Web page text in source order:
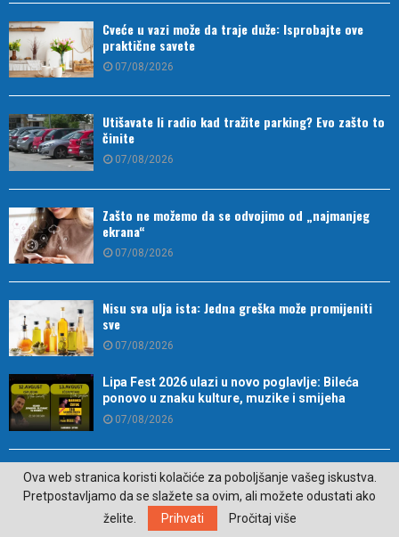
Cveće u vazi može da traje duže: Isprobajte ove
praktične savete
07/08/2026
Utišavate li radio kad tražite parking? Evo zašto to
činite
07/08/2026
Zašto ne možemo da se odvojimo od „najmanjeg
ekrana“
07/08/2026
Nisu sva ulja ista: Jedna greška može promijeniti
sve
07/08/2026
Lipa Fest 2026 ulazi u novo poglavlje: Bileća
ponovo u znaku kulture, muzike i smijeha
07/08/2026
Najava: “Veče riječi i istine: Gost Lordan
Zafranović”
07/08/2026
Ova web stranica koristi kolačiće za poboljšanje vašeg iskustva.
Pretpostavljamo da se slažete sa ovim, ali možete odustati ako
želite.
Prihvati Pročitaj više